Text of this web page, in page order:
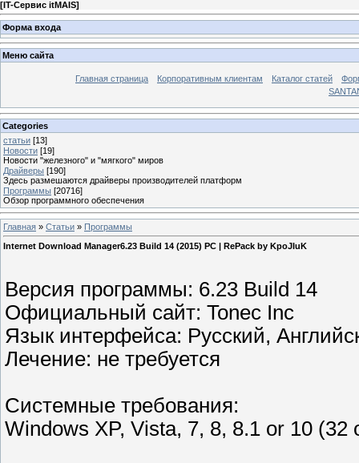
[IT-Сервис itMAIS]
Форма входа
Меню сайта
Главная страница Корпоративным клиентам Каталог статей
Categories
статьи [13]
Новости [19]
Новости "железного" и "мягкого" миров
Драйверы [190]
Здесь размешаются драйверы производителей платформ
Программы [20716]
Обзор программного обеспечения
Главная » Статьи » Программы
Internet Download Manager6.23 Build 14 (2015) PC | RePack by KpoJIuK
Версия программы: 6.23 Build 14
Официальный сайт: Tonec Inc
Язык интерфейса: Русский,
Лечение: не требуется
Системные требования:
Windows XP, Vista, 7, 8, 8.1 or 10 (32